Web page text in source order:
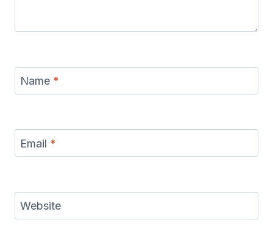
Name *
Email *
Website